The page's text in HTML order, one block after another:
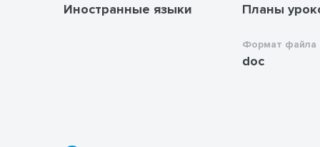
Иностранные языки Планы
Формат файла
doc